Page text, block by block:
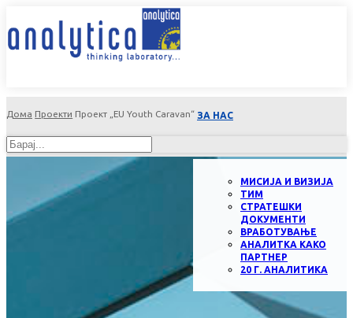
ЗА НАС
МИСИЈА И ВИЗИЈА
ТИМ
СТРАТЕШКИ
ДОКУМЕНТИ
ВРАБОТУВАЊЕ
АНАЛИТКА КАКО
ПАРТНЕР
20 Г. АНАЛИТИКА
Дома Проекти Проект „EU Youth Caravan“